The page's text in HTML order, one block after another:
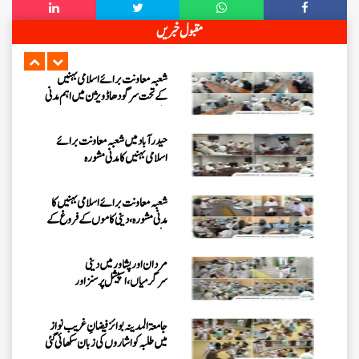
مقبول خبریں
فیضانِ مدینہ ننکانہ میں 3 دن (25،
شعبہ معاونت برائے اسلامی بہنیں
کے تحت سرگودھا ڈویژن میں اہم مدنی
حیدرآباد میں شعبہ معاونت برائے
اسلامی بہنیں کا مدنی مشورہ
شعبہ معاونت برائے اسلامی بہنیں کا
مدنی مشورہ، دینی کاموں کے فروغ کے
مردان اور پشاور میں دینی
سرگرمیاں، اسپیشل پرسنز اور
جامعۃ المدینہ بوائز فیضانِ غریب نواز
میں طلبہ کو اشاروں کی زبان سکھائی گئی